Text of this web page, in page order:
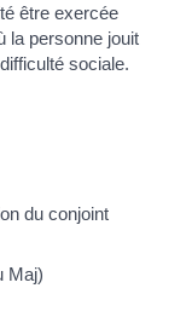
être exercée
la personne jouit
sociale.
du conjoint
Maj)